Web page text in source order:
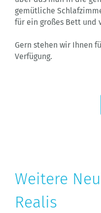
gemütliche
für ein großes Bett und
Gern stehen wir Ihnen
Verfügung.
Weitere
Realis